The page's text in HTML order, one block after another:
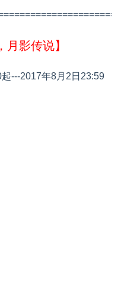
月影传说】
---2017年8月2日23:59